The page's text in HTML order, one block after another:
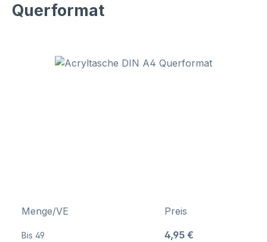
Querformat
Bildergalerie überspringen
Menge/VE Preis
Bis 49 4,95 €